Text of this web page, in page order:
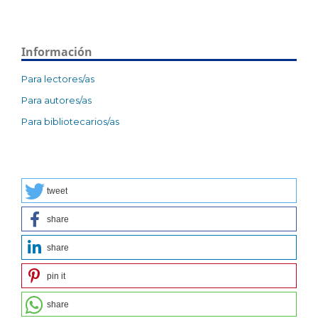
Información
Para lectores/as
Para autores/as
Para bibliotecarios/as
tweet
share
share
pin it
share